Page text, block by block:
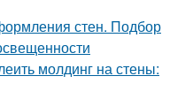
стен. Подбор
молдинг на стены: